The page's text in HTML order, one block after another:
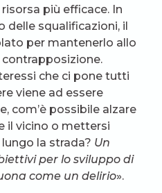
più efficace. In
delle squalificazioni, il
per mantenerlo allo
che ci pone tutti
viene ad essere
com’è possibile alzare
il vicino o mettersi
la strada? Un
per lo sviluppo di
come un delirio».